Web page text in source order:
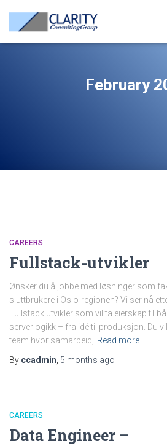
February
CAREERS
Fullstack-utvikler
Ønsker du å jobbe med løsninger som
sluttbrukere i Oslo-regionen? Vi ser nå
Fullstack utvikler som vil ta eierskap til
serverlogikk – fra idé til produksjon. Du
team hvor samarbeid,
Read more
By ccadmin 5 months ago
CAREERS
Data Engineer –